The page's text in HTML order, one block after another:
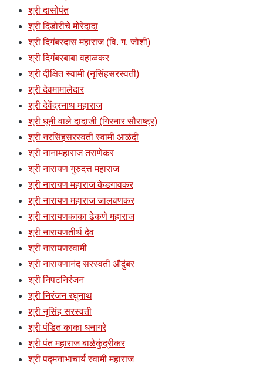
श्री दासोपंत
श्री दिंडोरीचे मोरेदादा
श्री दिगंबरदास महाराज (वि. ग. जोशी)
श्री दिगंबरबाबा वहाळकर
श्री दीक्षित स्वामी (नृसिंहसरस्वती)
श्री देवमामालेदार
श्री देवेंद्रनाथ महाराज
श्री धूनी वाले दादाजी (गिरनार सौराष्ट्र)
श्री नरसिंहसरस्वती स्वामी आळंदी
श्री नानामहाराज तराणेकर
श्री नारायण गुरुदत्त महाराज
श्री नारायण महाराज केडगावकर
श्री नारायण महाराज जालवणकर
श्री नारायणकाका ढेकणे महाराज
श्री नारायणतीर्थ देव
श्री नारायणस्वामी
श्री नारायणानंद सरस्वती औदुंबर
श्री निपटनिरंजन
श्री निरंजन रघुनाथ
श्री नृसिंह सरस्वती
श्री पंडित काका धनागरे
श्री पंत महाराज बाळेकुंद्रीकर
श्री पद्मनाभाचार्य स्वामी महाराज